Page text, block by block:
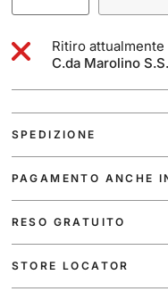
Ritiro
C.da Marolino
SPEDIZIONE
PAGAMENTO ANCHE
RESO GRATUITO
STORE LOCATOR